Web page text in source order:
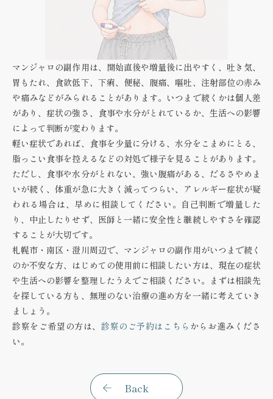
マンジャロの副作用は、開始直後や増量後に出やすく、吐き気、
胃もたれ、食欲低下、下痢、便秘、腹痛、嘔吐、注射部位の赤み
や痛みなどがみられることがあります。いつまで続くかは個人差
があり、症状の強さ、食事や水分がとれているか、生活への影響
によって判断が変わります。
軽い症状であれば、食事を少量に分ける、水分をこまめにとる、
脂っこい食事を控えるなどの対処で様子を見ることがあります。
ただし、食事や水分がとれない、強い腹痛がある、だるさやめま
いが続く、体重が急に大きく減ってつらい、アレルギー症状が疑
われる場合は、早めに相談してください。自己判断で増量した
り、中止したりせず、医師と一緒に安全性と継続しやすさを確認
することが大切です。
札幌市・南区・澄川周辺で、マンジャロの副作用がいつまで続く
のか不安な方、はじめての使用前に相談したい方は、現在の症状
や生活への影響を整理したうえでご相談ください。まずは相談先
を探している方も、無理のない治療の進め方を一緒に考えていき
ましょう。
診察をご希望の方は、 診察のご予約はこちら からお進みくださ
い。
Back